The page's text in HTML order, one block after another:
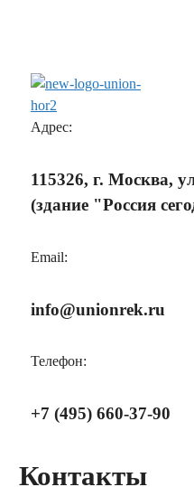
Адрес:
115326, г. Москва,
(здание "Россия
Email:
info@unionrek.ru
Телефон:
+7 (495) 660-37-90
Контакты